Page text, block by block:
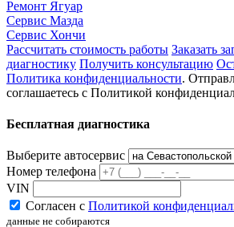
Ремонт Ягуар
Сервис Мазда
Сервис Хончи
Рассчитать стоимость работы Заказать
диагностику Получить консультацию
Политика конфиденциальности.
соглашаетесь с Политикой
Бесплатная диагностика
Выберите автосервис
Номер телефона
VIN
Согласен с Политикой
данные не собираются